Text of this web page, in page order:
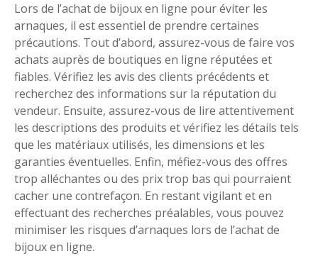
Lors de l’achat de bijoux en ligne pour éviter les
arnaques, il est essentiel de prendre certaines
précautions. Tout d’abord, assurez-vous de faire vos
achats auprès de boutiques en ligne réputées et
fiables. Vérifiez les avis des clients précédents et
recherchez des informations sur la réputation du
vendeur. Ensuite, assurez-vous de lire attentivement
les descriptions des produits et vérifiez les détails tels
que les matériaux utilisés, les dimensions et les
garanties éventuelles. Enfin, méfiez-vous des offres
trop alléchantes ou des prix trop bas qui pourraient
cacher une contrefaçon. En restant vigilant et en
effectuant des recherches préalables, vous pouvez
minimiser les risques d’arnaques lors de l’achat de
bijoux en ligne.